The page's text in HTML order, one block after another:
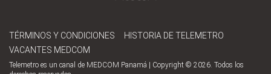
TÉRMINOS Y CONDICIONES
HISTORIA DE TELEMETRO
VACANTES MEDCOM
Telemetro es un canal de MEDCOM Panamá | Copyright © 2026. Todos los